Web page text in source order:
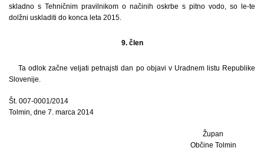
skladno s Tehničnim pravilnikom o načinih oskrbe s pitno vodo, so le-te
dolžni uskladiti do konca leta 2015.
9. člen
Ta odlok začne veljati petnajsti dan po objavi v Uradnem listu Republike
Slovenije.
Št. 007-0001/2014
Tolmin, dne 7. marca 2014
Župan
Občine Tolmin